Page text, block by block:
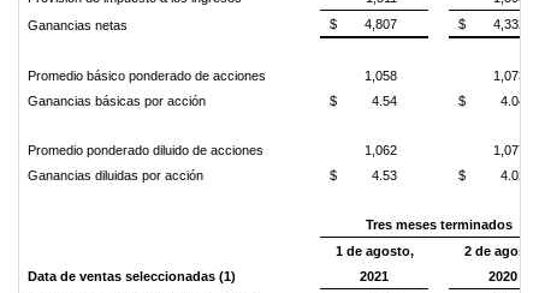
Ganancias netas
$ 4,807 $ 4,332
Promedio básico ponderado de acciones 1,058
1,073
Ganancias básicas por acción
$ 4.54 $ 4.04
Promedio ponderado diluido de acciones 1,062
1,077
Ganancias diluidas por acción
$ 4.53 $ 4.02
Tres meses terminados
Data de ventas seleccionadas (1)
1 de agosto,
2021
2 de
2020